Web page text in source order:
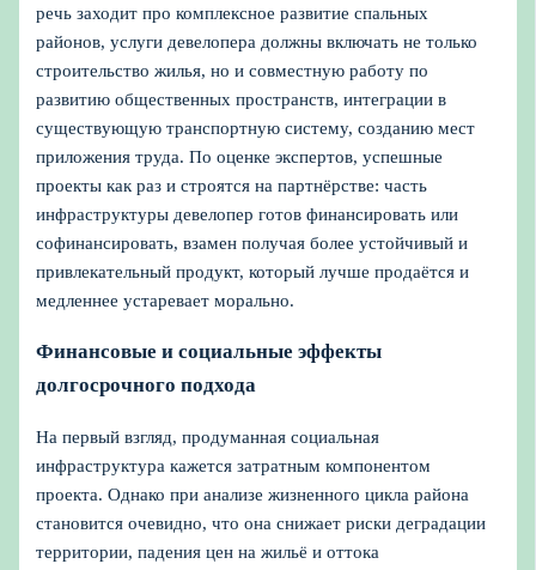
речь заходит про комплексное развитие спальных
районов, услуги девелопера должны включать не только
строительство жилья, но и совместную работу по
развитию общественных пространств, интеграции в
существующую транспортную систему, созданию мест
приложения труда. По оценке экспертов, успешные
проекты как раз и строятся на партнёрстве: часть
инфраструктуры девелопер готов финансировать или
софинансировать, взамен получая более устойчивый и
привлекательный продукт, который лучше продаётся и
медленнее устаревает морально.
Финансовые и социальные эффекты
долгосрочного подхода
На первый взгляд, продуманная социальная
инфраструктура кажется затратным компонентом
проекта. Однако при анализе жизненного цикла района
становится очевидно, что она снижает риски деградации
территории, падения цен на жильё и оттока